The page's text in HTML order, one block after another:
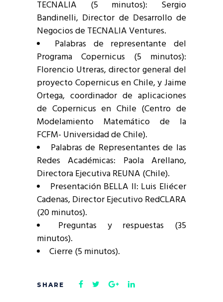
TECNALIA (5 minutos): Sergio
Bandinelli, Director de Desarrollo de
Negocios de TECNALIA Ventures.
Palabras de representante del
Programa Copernicus (5 minutos):
Florencio Utreras, director general del
proyecto Copernicus en Chile, y Jaime
Ortega, coordinador de aplicaciones
de Copernicus en Chile (Centro de
Modelamiento Matemático de la
FCFM- Universidad de Chile).
Palabras de Representantes de las
Redes Académicas: Paola Arellano,
Directora Ejecutiva REUNA (Chile).
Presentación BELLA II: Luis Eliécer
Cadenas, Director Ejecutivo RedCLARA
(20 minutos).
Preguntas y respuestas (35
minutos).
Cierre (5 minutos).